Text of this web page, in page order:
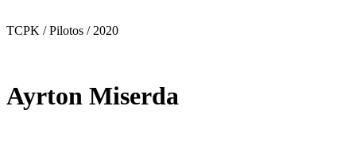
TCPK / Pilotos / 2020
Ayrton Miserda